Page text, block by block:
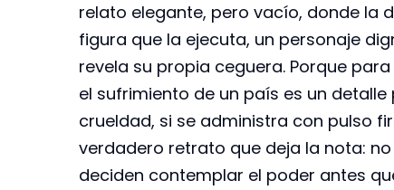
relato elegante, pero vacío, donde la
figura que la ejecuta, un personaje
revela su propia ceguera. Porque
el sufrimiento de un país es un
crueldad, si se administra con pulso
verdadero retrato que deja la nota:
deciden contemplar el poder antes